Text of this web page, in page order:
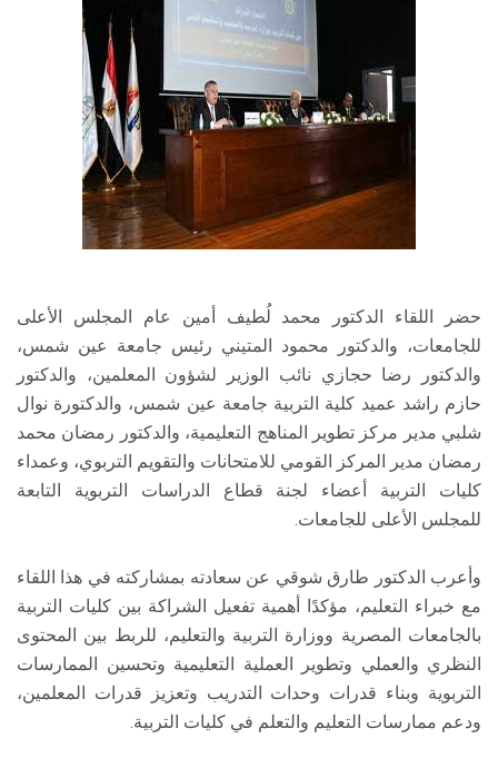
حضر اللقاء الدكتور محمد لُطيف أمين عام المجلس الأعلى
للجامعات، والدكتور محمود المتيني رئيس جامعة عين شمس،
والدكتور رضا حجازي نائب الوزير لشؤون المعلمين، والدكتور
حازم راشد عميد كلية التربية جامعة عين شمس، والدكتورة نوال
شلبي مدير مركز تطوير المناهج التعليمية، والدكتور رمضان محمد
رمضان مدير المركز القومي للامتحانات والتقويم التربوي، وعمداء
كليات التربية أعضاء لجنة قطاع الدراسات التربوية التابعة
للمجلس الأعلى للجامعات.
وأعرب الدكتور طارق شوقي عن سعادته بمشاركته في هذا اللقاء
مع خبراء التعليم، مؤكدًا أهمية تفعيل الشراكة بين كليات التربية
بالجامعات المصرية ووزارة التربية والتعليم، للربط بين المحتوى
النظري والعملي وتطوير العملية التعليمية وتحسين الممارسات
التربوية وبناء قدرات وحدات التدريب وتعزيز قدرات المعلمين،
ودعم ممارسات التعليم والتعلم في كليات التربية.